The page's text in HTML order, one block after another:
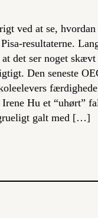
ved at se,
resultaterne.
det ser noget
Den seneste
Hu et “uhørt”
galt med […]